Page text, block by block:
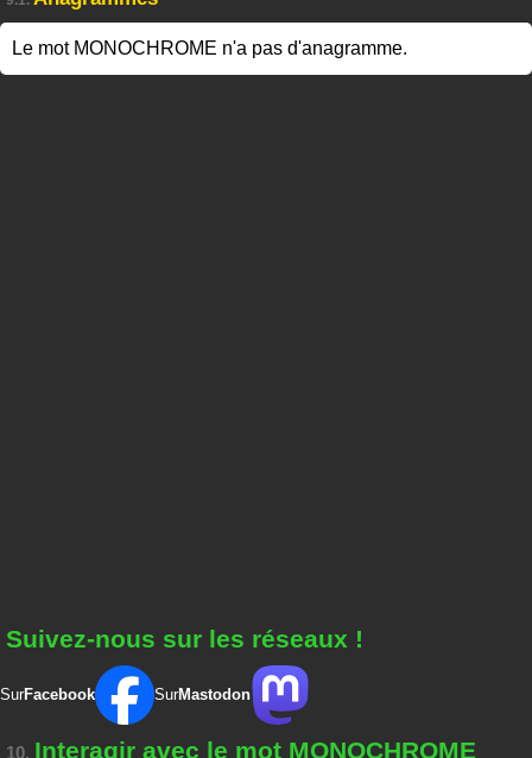
Le mot MONOCHROME n'a pas d'anagramme.
Suivez-nous sur les réseaux !
SurFacebook SurMastodon
10. Interagir avec le mot MONOCHROME